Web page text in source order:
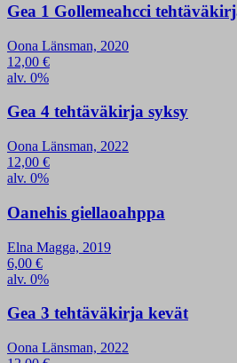
Gea 1 Gollemeahcci
Oona Länsman, 2020
12,00 €
alv. 0%
Gea 4 tehtäväkirja syksy
Oona Länsman, 2022
12,00 €
alv. 0%
Oanehis giellaoahppa
Elna Magga, 2019
6,00 €
alv. 0%
Gea 3 tehtäväkirja kevät
Oona Länsman, 2022